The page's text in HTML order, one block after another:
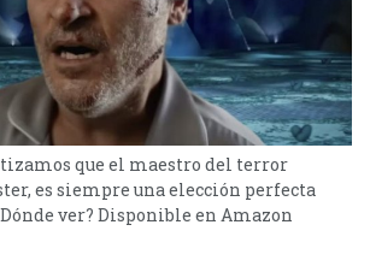
que el maestro del terror
es siempre una elección perfecta
ver? Disponible en Amazon
te gustó: Halloween, It
Drive. No apta para: Quienes sufran